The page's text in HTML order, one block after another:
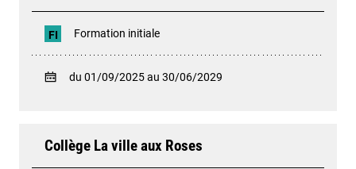
FI Formation initiale
du 01/09/2025 au 30/06/2029
Collège La ville aux Roses